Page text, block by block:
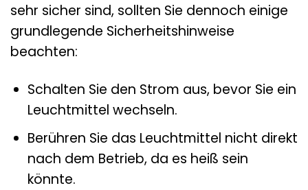
sehr sicher sind, sollten Sie dennoch einige
grundlegende Sicherheitshinweise
beachten:
Schalten Sie den Strom aus, bevor Sie ein
Leuchtmittel wechseln.
Berühren Sie das Leuchtmittel nicht direkt
nach dem Betrieb, da es heiß sein
könnte.